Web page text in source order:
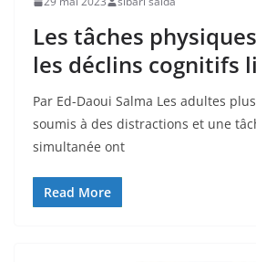
Les tâches
les déclins cognitifs
Par Ed-Daoui Salma Les adultes
soumis à des distractions et une
simultanée ont
Read More